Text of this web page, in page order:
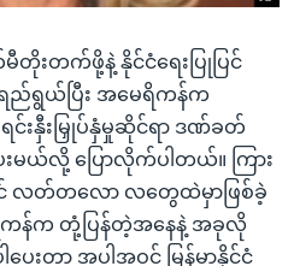
မီတိုးတက်ဖို့နဲ့ နိုင်ငံရေးပြုပြင်
ရည်ရွယ်ပြီး အမေရိကန်က
င်းနှီးမြှုပ်နှံမှုဆိုင်ရာ ဒဏ်ခတ်
မယ်လို့ ပြောလိုက်ပါတယ်။ ကြား
င် လတ်တလော လတွေထဲမှာဖြစ်ခဲ့
က တုံ့ပြန်တဲ့အနေနဲ့ အခုလို
းတာ အပါအဝင် မြန်မာနိုင်ငံ